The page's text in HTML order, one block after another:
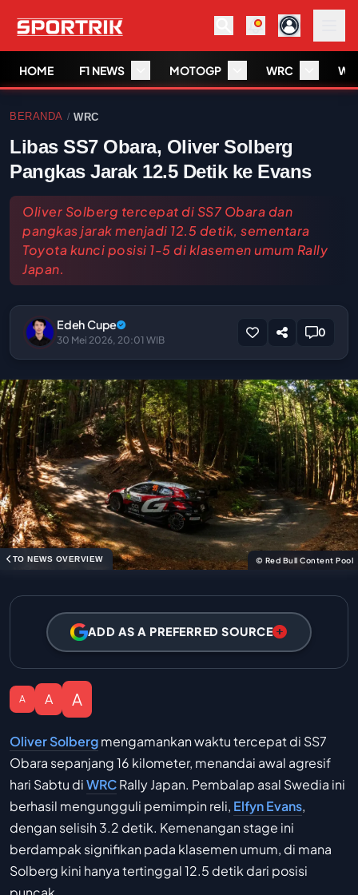
HOME F1 NEWS MOTOGP WRC
BERANDA / WRC
Libas SS7 Obara, Oliver Solberg
Pangkas Jarak 12.5 Detik ke Evans
Oliver Solberg tercepat di SS7 Obara dan
pangkas jarak menjadi 12.5 detik, sementara
Toyota kunci posisi 1-5 di klasemen umum Rally
Japan.
Edeh Cupe
30 Mei 2026, 20:01 WIB
0
TO NEWS OVERVIEW © Red Bull Content Pool
ADD AS A PREFERRED SOURCE
A A A
Oliver Solbergmengamankan waktu tercepat di SS7
Obara sepanjang 16 kilometer, menandai awal agresif
hari Sabtu diWRCRally Japan. Pembalap asal Swedia ini
berhasil mengungguli pemimpin reli, Elfyn Evans,
dengan selisih 3.2 detik. Kemenangan stage ini
berdampak signifikan pada klasemen umum, di mana
Solberg kini hanya tertinggal 12.5 detik dari posisi